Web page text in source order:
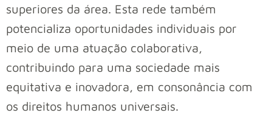
superiores da área. Esta rede também
potencializa oportunidades individuais por
meio de uma atuação colaborativa,
contribuindo para uma sociedade mais
equitativa e inovadora, em consonância com
os direitos humanos universais.